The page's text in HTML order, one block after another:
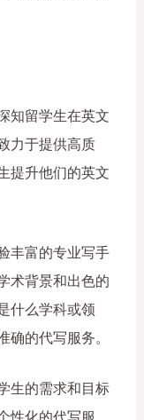
知留学生在英文
力于提供高质
提升他们的英文
丰富的专业写手
术背景和出色的
什么学科或领
的代写服务。
生的需求和目标